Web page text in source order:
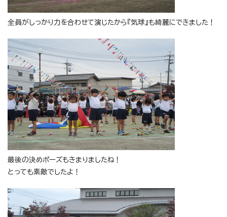
全員がしっかり力を合わせて演じたから『気球』も綺麗にできました！
最後の決めポーズもきまりましたね！
とっても素敵でしたよ！